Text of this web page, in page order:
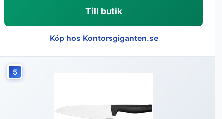
Till butik
Köp hos Kontorsgiganten.se
5